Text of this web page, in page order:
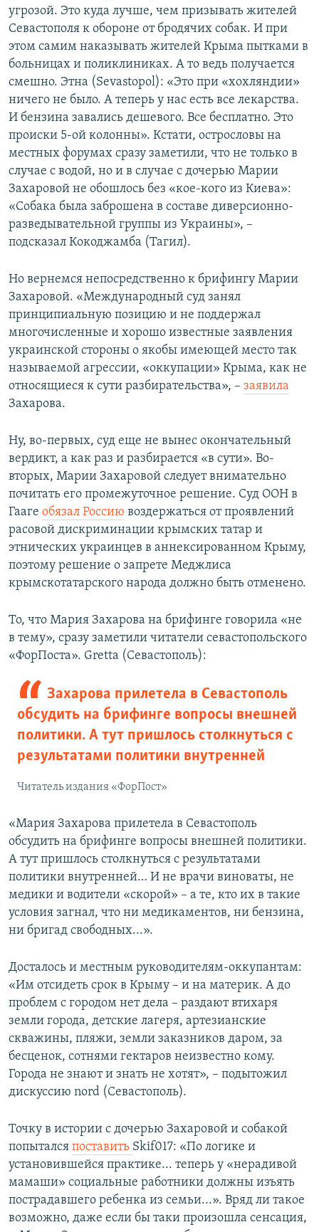
угрозой. Это куда лучше, чем призывать жителей
Севастополя к обороне от бродячих собак. И при
этом самим наказывать жителей Крыма пытками в
больницах и поликлиниках. А то ведь получается
смешно. Этна (Sevastopol): «Это при «хохляндии»
ничего не было. А теперь у нас есть все лекарства.
И бензина завались дешевого. Все бесплатно. Это
происки 5-ой колонны». Кстати, острословы на
местных форумах сразу заметили, что не только в
случае с водой, но и в случае с дочерью Марии
Захаровой не обошлось без «кое-кого из Киева»:
«Собака была заброшена в составе диверсионно-
разведывательной группы из Украины», –
подсказал Кокоджамба (Тагил).
Но вернемся непосредственно к брифингу Марии
Захаровой. «Международный суд занял
принципиальную позицию и не поддержал
многочисленные и хорошо известные заявления
украинской стороны о якобы имеющей место так
называемой агрессии, «оккупации» Крыма, как не
относящиеся к сути разбирательства», – заявила
Захарова.
Ну, во-первых, суд еще не вынес окончательный
вердикт, а как раз и разбирается «в сути». Во-
вторых, Марии Захаровой следует внимательно
почитать его промежуточное решение. Суд ООН в
Гааге обязал Россию воздержаться от проявлений
расовой дискриминации крымских татар и
этнических украинцев в аннексированном Крыму,
поэтому решение о запрете Меджлиса
крымскотатарского народа должно быть отменено.
То, что Мария Захарова на брифинге говорила «не
в тему», сразу заметили читатели севастопольского
«ФорПоста». Gretta (Севастополь):
Захарова прилетела в Севастополь
обсудить на брифинге вопросы внешней
политики. А тут пришлось столкнуться с
результатами политики внутренней
Читатель издания «ФорПост»
«Мария Захарова прилетела в Севастополь
обсудить на брифинге вопросы внешней политики.
А тут пришлось столкнуться с результатами
политики внутренней… И не врачи виноваты, не
медики и водители «скорой» – а те, кто их в такие
условия загнал, что ни медикаментов, ни бензина,
ни бригад свободных...».
Досталось и местным руководителям-оккупантам:
«Им отсидеть срок в Крыму – и на материк. А до
проблем с городом нет дела – раздают втихаря
земли города, детские лагеря, артезианские
скважины, пляжи, земли заказников даром, за
бесценок, сотнями гектаров неизвестно кому.
Города не знают и знать не хотят», – подытожил
дискуссию nord (Севастополь).
Точку в истории с дочерью Захаровой и собакой
попытался поставить Skif017: «По логике и
установившейся практике... теперь у «нерадивой
мамаши» социальные работники должны изъять
пострадавшего ребенка из семьи...». Вряд ли такое
возможно, даже если бы таки произошла сенсация,